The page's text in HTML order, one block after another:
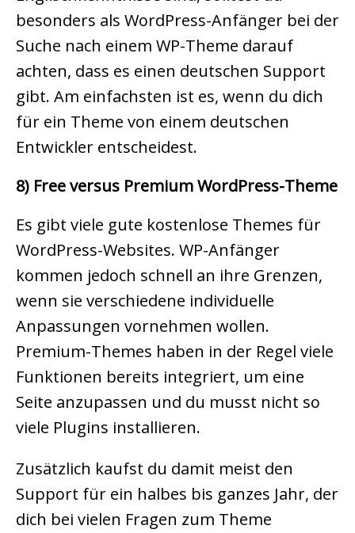
besonders als WordPress-Anfänger bei der
Suche nach einem WP-Theme darauf
achten, dass es einen deutschen Support
gibt. Am einfachsten ist es, wenn du dich
für ein Theme von einem deutschen
Entwickler entscheidest.
8) Free versus Premium WordPress-Theme
Es gibt viele gute kostenlose Themes für
WordPress-Websites. WP-Anfänger
kommen jedoch schnell an ihre Grenzen,
wenn sie verschiedene individuelle
Anpassungen vornehmen wollen.
Premium-Themes haben in der Regel viele
Funktionen bereits integriert, um eine
Seite anzupassen und du musst nicht so
viele Plugins installieren.
Zusätzlich kaufst du damit meist den
Support für ein halbes bis ganzes Jahr, der
dich bei vielen Fragen zum Theme